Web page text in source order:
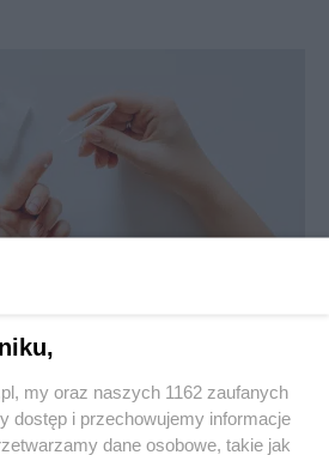
soczewki kontaktowe są
Pokaż więcej
my oraz naszych 1162 zaufanych
dostęp i przechowujemy informacje
dane osobowe, takie jak